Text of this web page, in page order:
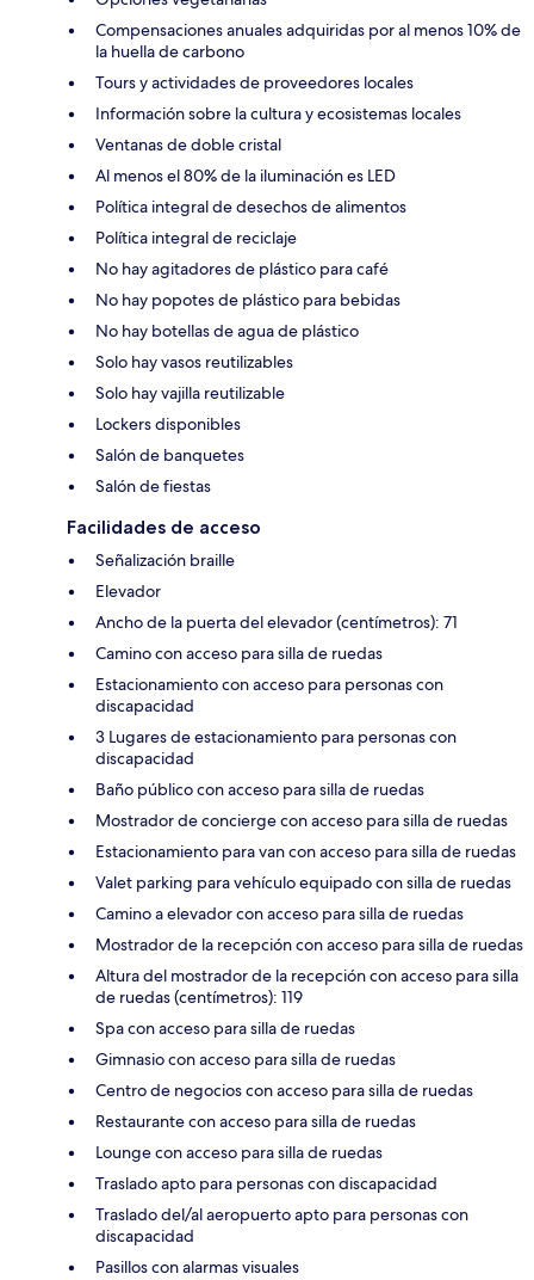
Compensaciones anuales adquiridas por al menos 10% de
la huella de carbono
Tours y actividades de proveedores locales
Información sobre la cultura y ecosistemas locales
Ventanas de doble cristal
Al menos el 80% de la iluminación es LED
Política integral de desechos de alimentos
Política integral de reciclaje
No hay agitadores de plástico para café
No hay popotes de plástico para bebidas
No hay botellas de agua de plástico
Solo hay vasos reutilizables
Solo hay vajilla reutilizable
Lockers disponibles
Salón de banquetes
Salón de fiestas
Facilidades de acceso
Señalización braille
Elevador
Ancho de la puerta del elevador (centímetros): 71
Camino con acceso para silla de ruedas
Estacionamiento con acceso para personas con
discapacidad
3 Lugares de estacionamiento para personas con
discapacidad
Baño público con acceso para silla de ruedas
Mostrador de concierge con acceso para silla de ruedas
Estacionamiento para van con acceso para silla de ruedas
Valet parking para vehículo equipado con silla de ruedas
Camino a elevador con acceso para silla de ruedas
Mostrador de la recepción con acceso para silla de ruedas
Altura del mostrador de la recepción con acceso para silla
de ruedas (centímetros): 119
Spa con acceso para silla de ruedas
Gimnasio con acceso para silla de ruedas
Centro de negocios con acceso para silla de ruedas
Restaurante con acceso para silla de ruedas
Lounge con acceso para silla de ruedas
Traslado apto para personas con discapacidad
Traslado del/al aeropuerto apto para personas con
discapacidad
Pasillos con alarmas visuales